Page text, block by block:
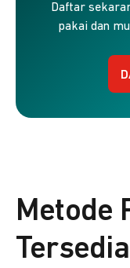
Daftar
pakai dan
Metode
Tersedia